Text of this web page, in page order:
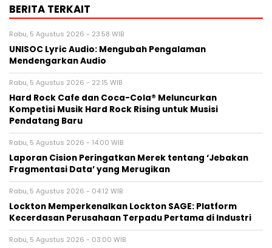
BERITA TERKAIT
Rabu, 5 Agustus 2026 - 23:58 WIB
UNISOC Lyric Audio: Mengubah Pengalaman
Mendengarkan Audio
Rabu, 5 Agustus 2026 - 22:15 WIB
Hard Rock Cafe dan Coca-Cola® Meluncurkan
Kompetisi Musik Hard Rock Rising untuk Musisi
Pendatang Baru
Rabu, 5 Agustus 2026 - 14:00 WIB
Laporan Cision Peringatkan Merek tentang ‘Jebakan
Fragmentasi Data’ yang Merugikan
Rabu, 5 Agustus 2026 - 04:12 WIB
Lockton Memperkenalkan Lockton SAGE: Platform
Kecerdasan Perusahaan Terpadu Pertama di Industri
Rabu, 5 Agustus 2026 - 03:00 WIB